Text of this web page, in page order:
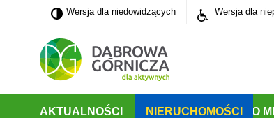
PRZEJDŹ DO MENU GŁÓWNEGO
PRZEJDŹ DO WYSZUKIWARKI
PRZEJDŹ DO TREŚCI
Wersja dla niedowidzących
Wersja dla niedowidzących Wersja dla
AKTUALNOŚCI NIERUCHOMOŚCI O